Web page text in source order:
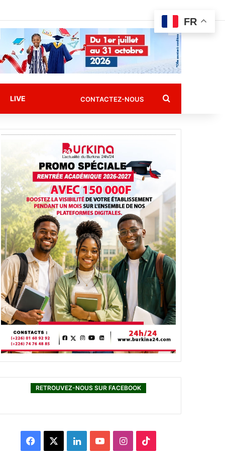
LIVE CONTACTEZ-NOUS Rechercher
RETROUVEZ-NOUS SUR FACEBOOK
L
I
FR